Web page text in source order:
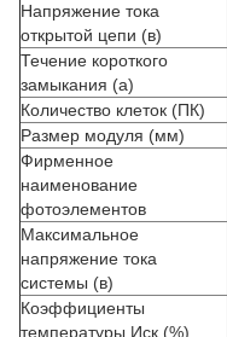
Напряжение тока
открытой цепи (в)
Течение короткого
замыкания (а)
Количество клеток (ПК)
Размер модуля (мм)
Фирменное
наименование
фотоэлементов
Максимальное
напряжение тока
системы (в)
Коэффициенты
температуры Иск (%)